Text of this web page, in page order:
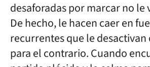
desaforadas por marcar no le
De hecho, le hacen caer en
recurrentes que le
para el contrario. Cuando